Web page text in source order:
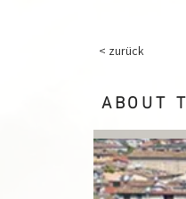
ABOUT
< zurück